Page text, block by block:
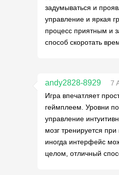
задумываться и
управление и яркая
процесс приятным и
способ скоротать
andy2828-8929
7
Игра впечатляет
геймплеем. Уровни
управление
мозг тренируется
иногда интерфейс
целом, отличный